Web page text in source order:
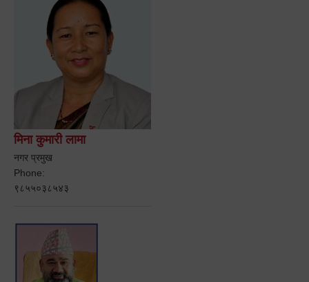
मिना कुमारी लामा
नगर प्रमुख
Phone:
९८५५०३८५४३